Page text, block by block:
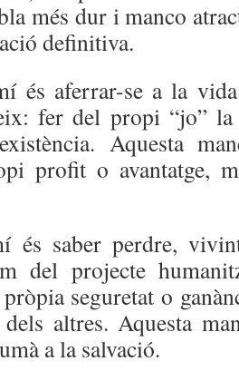
més dur i manco
definitiva.
és aferrar-se a la
fer del propi “jo”
Aquesta
profit o avantatge,
és saber perdre,
del projecte
seguretat o
altres. Aquesta
a la salvació.